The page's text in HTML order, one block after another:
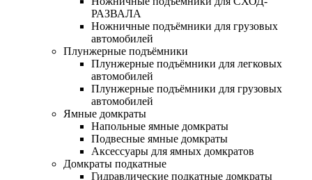
РАЗВАЛА
Ножничные подъёмники для грузовых
автомобилей
Плунжерные подъёмники
Плунжерные подъёмники для легковых
автомобилей
Плунжерные подъёмники для грузовых
автомобилей
Ямные домкраты
Напольные ямные домкраты
Подвесные ямные домкраты
Аксессуары для ямных домкратов
Домкраты подкатные
Гидравлические подкатные домкраты